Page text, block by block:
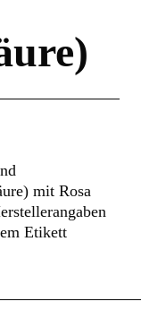
mit Rosa
Etikett